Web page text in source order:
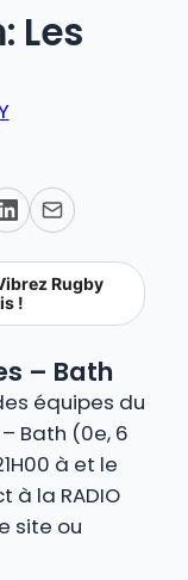
Les
Rugby
!
– Bath
équipes du
Bath (0e, 6
à et le
à la RADIO
site ou